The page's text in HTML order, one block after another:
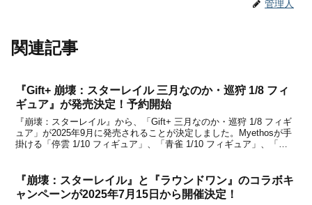
管理人
関連記事
『Gift+ 崩壊：スターレイル 三月なのか・巡狩 1/8 フィ
ギュア』が発売決定！予約開始
『崩壊：スターレイル』から、「Gift+ 三月なのか・巡狩 1/8 フィギ
ュア」が2025年9月に発売されることが決定しました。Myethosが手
掛ける「停雲 1/10 フィギュア」、「青雀 1/10 フィギュア」、「カ
『崩壊：スターレイル』と『ラウンドワン』のコラボキ
ャンペーンが2025年7月15日から開催決定！